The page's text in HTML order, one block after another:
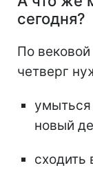
сегодня?
По
четверг
умыться
новый
сходить